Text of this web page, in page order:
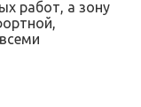
работ, а зону